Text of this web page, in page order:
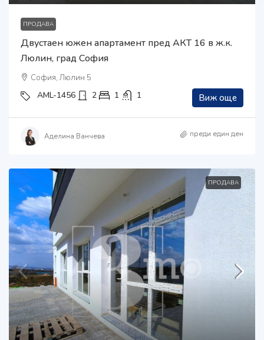
ПРОДАВА
Двустаен южен апартамент пред АКТ 16 в ж.к.
Люлин, град София
София, Люлин 5
AML-1456 2 1 1 Виж още
Аделина Ванчева преди един ден
ПРОДАВА